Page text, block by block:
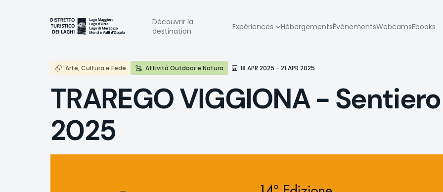
Navigazione
principale
Découvrir la
destination
Expériences HébergementsÉvénementsWebcamsEbooks
Arte, Cultura e Fede Attività Outdoor e Natura 18 APR 2025 - 21 APR 2025
TRAREGO VIGGIONA -
2025